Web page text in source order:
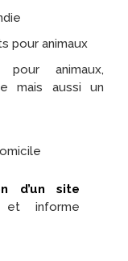
pour animaux
pour animaux,
mais aussi un
d’un site
informe